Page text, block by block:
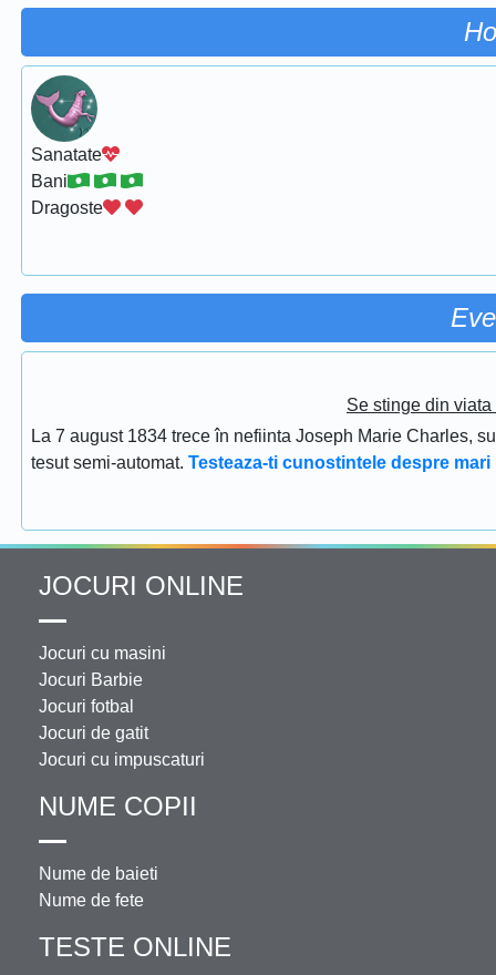
Sanatate
Bani
Dragoste
Se stinge din
La 7 august 1834 trece în nefiinta Joseph Marie Charles,
tesut semi-automat. Testeaza-ti cunostintele despre
JOCURI ONLINE
Jocuri cu masini
Jocuri Barbie
Jocuri fotbal
Jocuri de gatit
Jocuri cu impuscaturi
NUME COPII
Nume de baieti
Nume de fete
TESTE ONLINE